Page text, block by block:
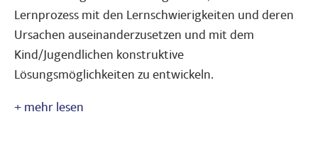
Lernprozess mit den Lernschwierigkeiten und deren
Ursachen auseinanderzusetzen und mit dem
Kind/Jugendlichen konstruktive
Lösungsmöglichkeiten zu entwickeln.